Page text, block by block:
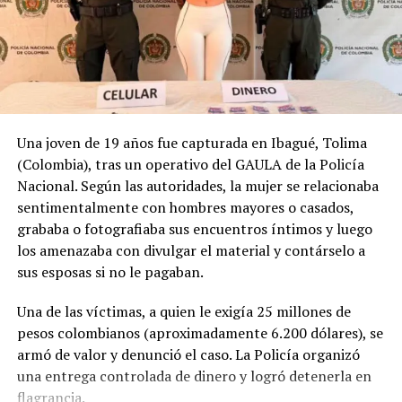
Una joven de 19 años fue capturada en Ibagué, Tolima
(Colombia), tras un operativo del GAULA de la Policía
Nacional. Según las autoridades, la mujer se relacionaba
sentimentalmente con hombres mayores o casados,
grababa o fotografiaba sus encuentros íntimos y luego
los amenazaba con divulgar el material y contárselo a
sus esposas si no le pagaban.
Una de las víctimas, a quien le exigía 25 millones de
pesos colombianos (aproximadamente 6.200 dólares), se
armó de valor y denunció el caso. La Policía organizó
una entrega controlada de dinero y logró detenerla en
flagrancia.